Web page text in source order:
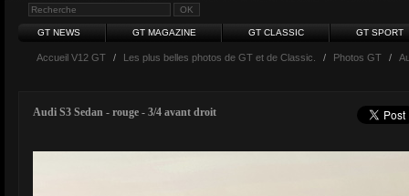
GT NEWS GT MAGAZINE GT CLASSIC GT SPORT
Accueil V12 GT / Les plus belles photos de GT et de Classic. / Photos GT /
Audi S3 Sedan - rouge - 3/4 avant droit